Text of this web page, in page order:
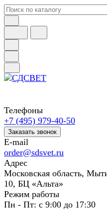
Телефоны
+7 (495) 979-40-50
Заказать звонок
E-mail
order@sdsvet.ru
Адрес
Московская область,
10, БЦ «Альта»
Режим работы
Пн - Пт: с 9:00 до 17:30